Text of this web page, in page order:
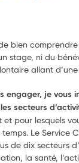
bien
stage, ni du
allant
engager, je vous
secteurs
pour lesquels
Le Service
de dix secteurs
la santé,